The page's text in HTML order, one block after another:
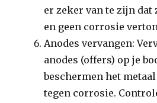
er zeker van te zijn dat
en geen corrosie
Anodes vervangen:
anodes (offers) op je
beschermen het
tegen corrosie.